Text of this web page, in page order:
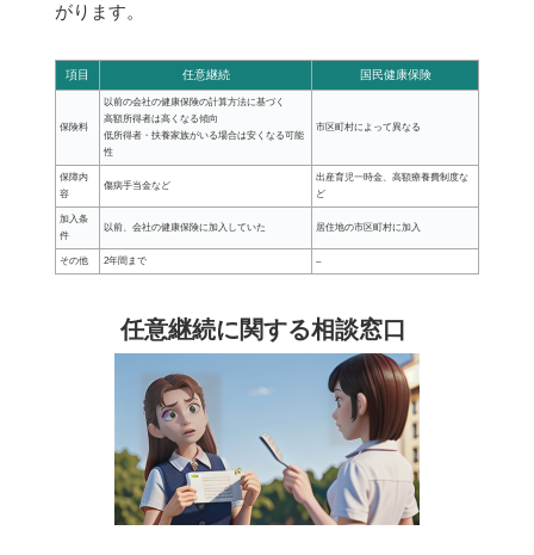
がります。
項目 任意継続 国民健康保険
保険料
以前の会社の健康保険の計算方法に基づく
高額所得者は高くなる傾向
低所得者・扶養家族がいる場合は安くなる可能
性
市区町村によって異なる
保障内
容
傷病手当金など
出産育児一時金、高額療養費制度な
ど
加入条
件
以前、会社の健康保険に加入していた 居住地の市区町村に加入
その他 2年間まで –
任意継続に関する相談窓口